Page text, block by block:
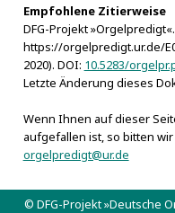
1728)
Crone (Dresden 1652)
(Schneeberg s.a.)
1628)
Empfohlene Zitierweise
DFG-Projekt
https://orgelpredigt.ur.de/
2020). DOI: 10.5283/
Letzte Änderung dieses
Wenn Ihnen auf dieser
aufgefallen ist, so bitten
orgelpredigt@ur.de
© DFG-Projekt »Deutsche